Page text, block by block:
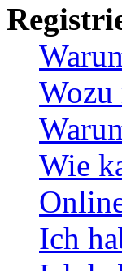
Wozu
Wie
Ich